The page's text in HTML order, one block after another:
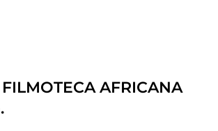
AFRICANA